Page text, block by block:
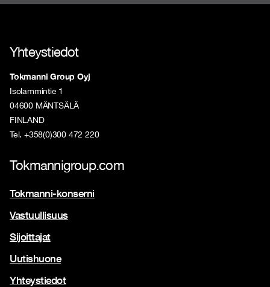
Yhteystiedot
Tokmanni Group Oyj
Isolammintie 1
04600 MÄNTSÄLÄ
FINLAND
Tel. +358(0)300 472 220
Tokmannigroup.com
Tokmanni-konserni
Vastuullisuus
Sijoittajat
Uutishuone
Yhteystiedot